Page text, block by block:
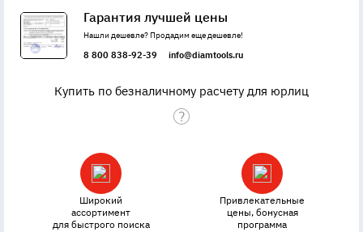
Гарантия лучшей цены
Нашли дешевле? Продадим еще дешевле!
8 800 838-92-39 info@diamtools.ru
Купить по безналичному расчету для юрлиц
Широкий
ассортимент
для быстрого поиска
Привлекательные
цены, бонусная
программа